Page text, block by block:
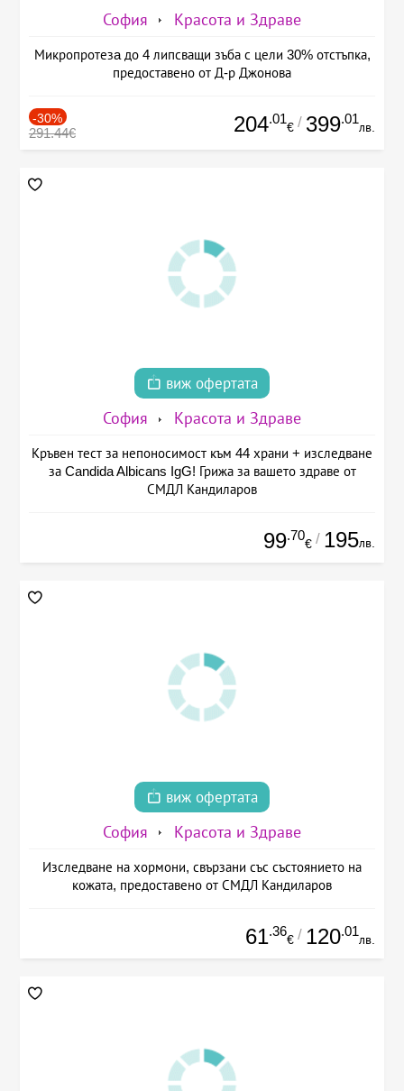
София Красота и Здраве
Микропротезa до 4 липсващи зъба с цели 30% отстъпка,
предоставено от Д-р Джонова
-30%
291.44€ 204.01
€ / 399.01
лв.
виж офертата
София Красота и Здраве
Кръвен тест за непоносимост към 44 храни + изследване
за Candida Albicans IgG! Грижа за вашето здраве от
СМДЛ Кандиларов
99.70
€ / 195лв.
виж офертата
София Красота и Здраве
Изследване на хормони, свързани със състоянието на
кожата, предоставено от СМДЛ Кандиларов
61.36
€ / 120.01
лв.